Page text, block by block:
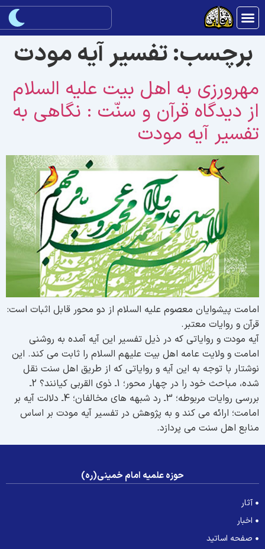
برچسب:تفسير آيه مودت
به اهل بيت علیه السلام
ديدگاه قرآن و سنّت : نگاهى به
آيه مودت
پيشوايان معصوم علیه السلام از دو محور قابل اثبات است:
و روايات معتبر.
مودت و رواياتى كه در ذيل تفسير اين آيه آمده به روشنى
و ولايت عامه اهل بيت علیهم السلام را ثابت می كند. این
با توجه به اين آيه و رواياتى كه از طريق اهل سنت نقل
بررسى روايات مربوطه؛ 3ـ رد شبهه های مخالفان؛ 4ـ دلالت آيه بر
ارائه می كند و به پژوهش در تفسیر آیه مودت بر اساس
اهل سنت می پردازد.
حوزه علمیه امام خمینی(ره)
آثار
اخبار
صفحه اساتید